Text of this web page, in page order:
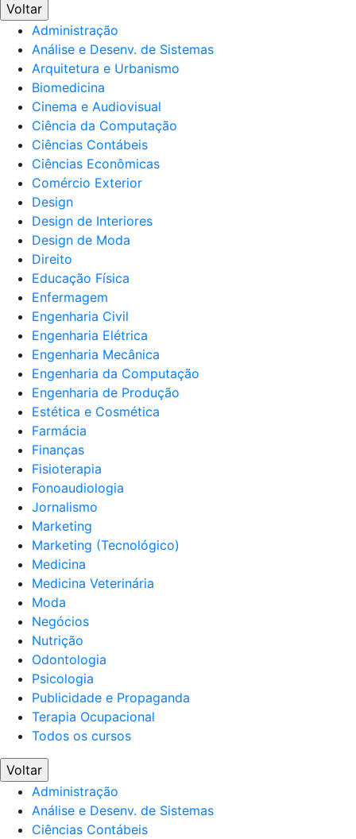
Voltar
Administração
Análise e Desenv. de Sistemas
Arquitetura e Urbanismo
Biomedicina
Cinema e Audiovisual
Ciência da Computação
Ciências Contábeis
Ciências Econômicas
Comércio Exterior
Design
Design de Interiores
Design de Moda
Direito
Educação Física
Enfermagem
Engenharia Civil
Engenharia Elétrica
Engenharia Mecânica
Engenharia da Computação
Engenharia de Produção
Estética e Cosmética
Farmácia
Finanças
Fisioterapia
Fonoaudiologia
Jornalismo
Marketing
Marketing (Tecnológico)
Medicina
Medicina Veterinária
Moda
Negócios
Nutrição
Odontologia
Psicologia
Publicidade e Propaganda
Terapia Ocupacional
Todos os cursos
Voltar
Administração
Análise e Desenv. de Sistemas
Ciências Contábeis